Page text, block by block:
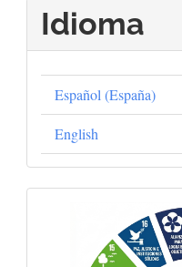
Idioma
Español (España)
English
Objetivos
Globales